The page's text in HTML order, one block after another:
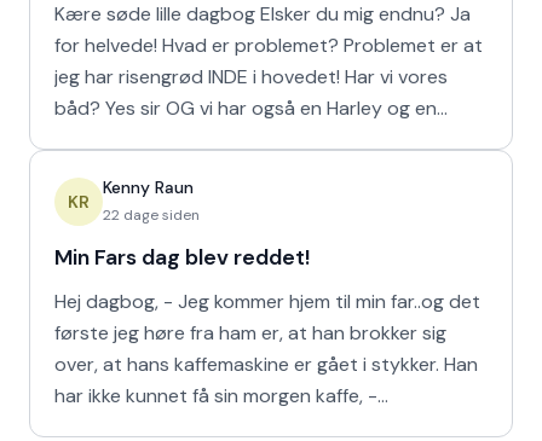
Kære søde lille dagbog Elsker du mig endnu? Ja
for helvede! Hvad er problemet? Problemet er at
jeg har risengrød INDE i hovedet! Har vi vores
båd? Yes sir OG vi har også en Harley og en
KR
Kenny Raun
22 dage siden
Min Fars dag blev reddet!
Hej dagbog, - Jeg kommer hjem til min far..og det
første jeg høre fra ham er, at han brokker sig
over, at hans kaffemaskine er gået i stykker. Han
har ikke kunnet få sin morgen kaffe, -